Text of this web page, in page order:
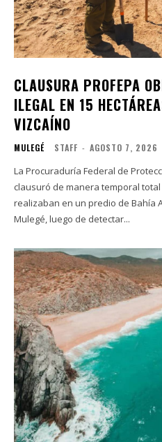
CLAUSURA PROFEPA
ILEGAL EN 15
VIZCAÍNO
MULEGÉ STAFF - AGOSTO 7, 2026
La Procuraduría Federal de
clausuró de manera temporal
realizaban en un predio de Bahía
Mulegé, luego de detectar...